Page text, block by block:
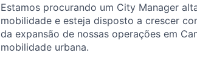
Estamos procurando um City Manager
mobilidade e esteja disposto a crescer
da expansão de nossas operações em
mobilidade urbana.